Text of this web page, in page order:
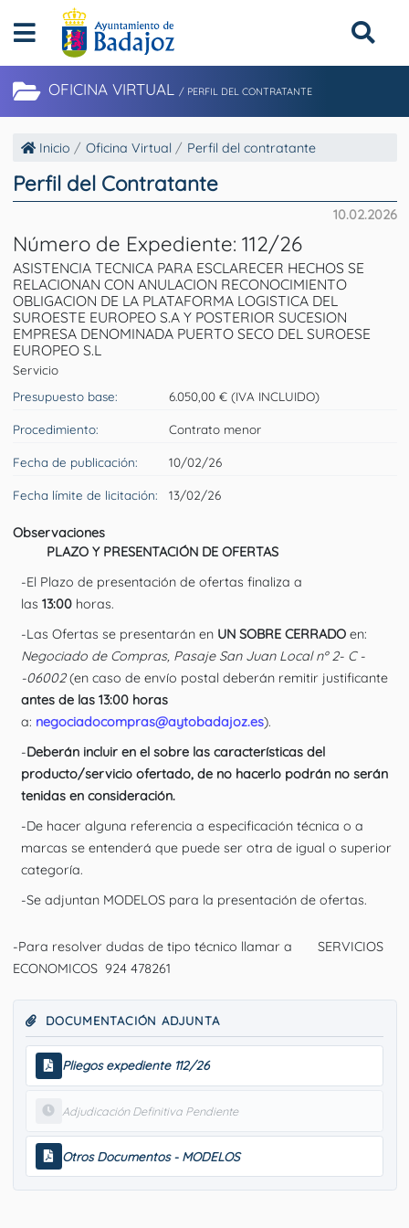
OFICINA VIRTUAL / PERFIL DEL CONTRATANTE
Inicio Oficina Virtual Perfil del contratante
Perfil del Contratante
10.02.2026
Número de Expediente: 112/26
ASISTENCIA TECNICA PARA ESCLARECER HECHOS SE
RELACIONAN CON ANULACION RECONOCIMIENTO
OBLIGACION DE LA PLATAFORMA LOGISTICA DEL
SUROESTE EUROPEO S.A Y POSTERIOR SUCESION
EMPRESA DENOMINADA PUERTO SECO DEL SUROESE
EUROPEO S.L
Servicio
Presupuesto base:
6.050,00 € (IVA INCLUIDO)
Procedimiento: Contrato menor
Fecha de publicación: 10/02/26
Fecha límite de licitación: 13/02/26
Observaciones
PLAZO Y PRESENTACIÓN DE OFERTAS
-El Plazo de presentación de ofertas finaliza a
las 13:00horas.
-Las Ofertas se presentarán en UN SOBRE CERRADOen:
Negociado de Compras, Pasaje San Juan Local nº 2- C -
-06002(en caso de envío postal deberán remitir justificante
antes de las 13:00 horas
a: negociadocompras@aytobadajoz.es).
-Deberán incluir en el sobre las características del
producto/servicio ofertado, de no hacerlo podrán no serán
tenidas en consideración.
-De hacer alguna referencia a especificación técnica o a
marcas se entenderá que puede ser otra de igual o superior
categoría.
-Se adjuntan MODELOS para la presentación de ofertas.
-Para resolver dudas de tipo técnico llamar a SERVICIOS
ECONOMICOS 924 478261
DOCUMENTACIÓN ADJUNTA
Pliegos expediente 112/26
Adjudicación Definitiva Pendiente
Otros Documentos - MODELOS